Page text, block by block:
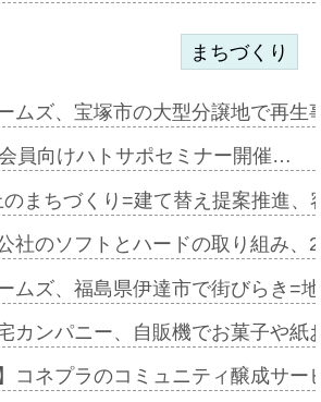
まちづくり
ムズ、宝塚市の大型分譲地で再
員向けハトサポセミナー開催…
のまちづくり=建て替え提案推進
社のソフトとハードの取り組み
ムズ、福島県伊達市で街びらき=
カンパニー、自販機でお菓子や
コネプラのコミュニティ醸成サ